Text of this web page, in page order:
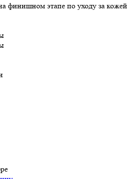
финишном этапе по уходу за кожей